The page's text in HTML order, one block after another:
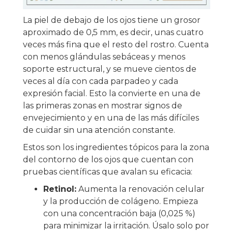
La piel de debajo de los ojos tiene un grosor
aproximado de 0,5 mm, es decir, unas cuatro
veces más fina que el resto del rostro. Cuenta
con menos glándulas sebáceas y menos
soporte estructural, y se mueve cientos de
veces al día con cada parpadeo y cada
expresión facial. Esto la convierte en una de
las primeras zonas en mostrar signos de
envejecimiento y en una de las más difíciles
de cuidar sin una atención constante.
Estos son los ingredientes tópicos para la zona
del contorno de los ojos que cuentan con
pruebas científicas que avalan su eficacia:
Retinol: Aumenta la renovación celular
y la producción de colágeno. Empieza
con una concentración baja (0,025 %)
para minimizar la irritación. Úsalo solo por